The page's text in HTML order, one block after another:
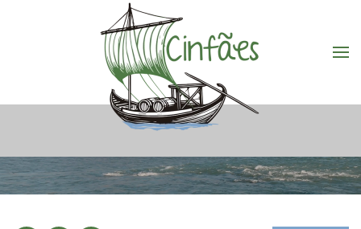
Saltar para o conteúdo principal